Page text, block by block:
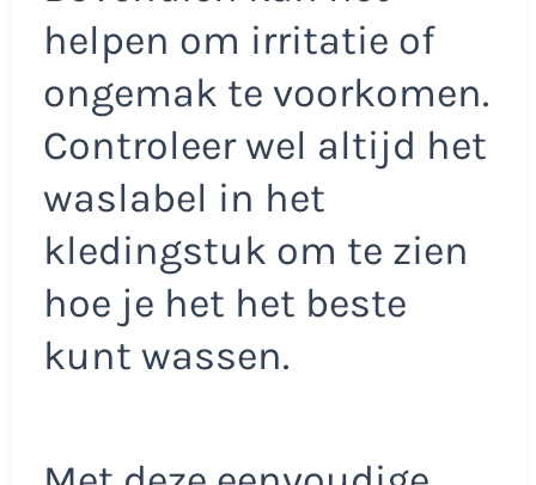
helpen om irritatie of
ongemak te voorkomen.
Controleer wel altijd het
waslabel in het
kledingstuk om te zien
hoe je het het beste
kunt wassen.